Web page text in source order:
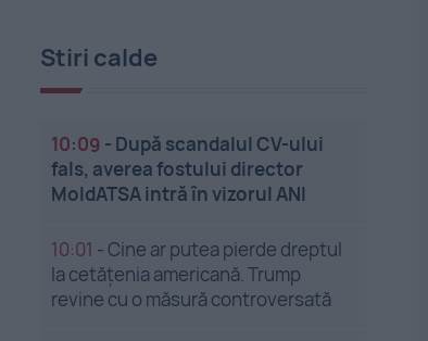
Stiri calde
10:09 - După scandalul CV-ului
fals, averea fostului director
MoldATSA intră în vizorul ANI
10:01 -Cine ar putea pierde dreptul
la cetățenia americană. Trump
revine cu o măsură controversată